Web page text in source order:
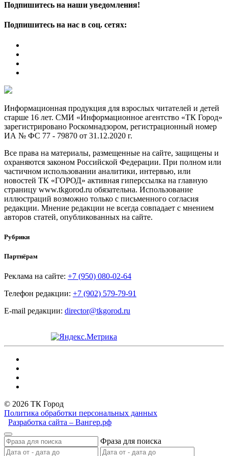
Подпишитесь на наши уведомления!
Подпишитесь на нас в соц. сетях:
Информационная продукция для взрослых читателей и детей
старше 16 лет. СМИ «Информационное агентство «ТК Город»
зарегистрировано Роскомнадзором, регистрационный номер
ИА № ФС 77 - 79870 от 31.12.2020 г.
Все права на материалы, размещенные на сайте, защищены и
охраняются законом Российской Федерации. При полном или
частичном использовании аналитики, интервью, или
новостей ТК «ГОРОД» активная гиперссылка на главную
страницу www.tkgorod.ru обязательна. Использование
иллюстраций возможно только с письменного согласия
редакции. Мнение редакции не всегда совпадает с мнением
авторов статей, опубликованных на сайте.
Рубрики
Партнёрам
Реклама на сайте: +7 (950) 080-02-64
Телефон редакции: +7 (902) 579-79-91
E-mail редакции: director@tkgorod.ru
© 2026 ТК Город
Политика обработки персональных данных
Разработка сайта – Вангер.рф
Фраза для поиска